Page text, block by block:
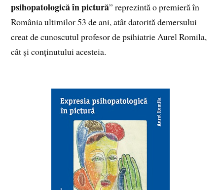
psihopatologică în pictură” reprezintă o premieră în
România ultimilor 53 de ani, atât datorită demersului
creat de cunoscutul profesor de psihiatrie Aurel Romila,
cât și conținutului acesteia.